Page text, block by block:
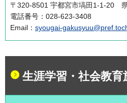
〒320-8501 宇都宮市塙田1-1-20
電話番号：028-623-3408
Email： syougai-
生涯学習・社会教育